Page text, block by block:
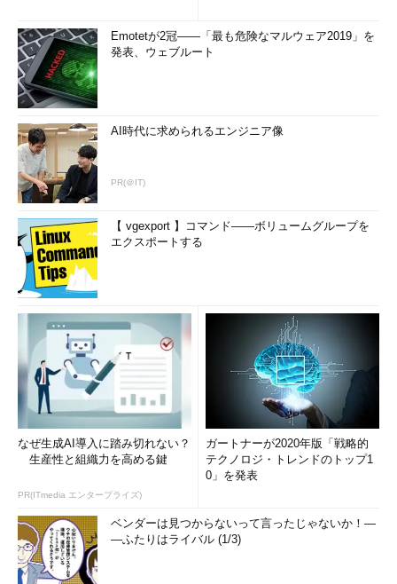
て”ではなく“それら”を選んだ基
準を示すイメージです。
具体例
では、割り算の関数において
網羅対象と網羅基準が何かを例
に示します。
Groovyでは記号「/」が割り
算の動作をします。今回は網羅
対象を「被除数（割られる
数）」と「除数（割る数）」と
「商（割り算の結果）」としま
に基づき「除数と被除数の絶対
値に関わらない商」「商の正
負」「いくつかの代表値」を含
むようにします。
テスティングフレームワーク
の都合上、除数が0の場合を別関
数にしています。
WhenCoveringDivi
sion
extends
Specification
Emotetが2冠――「最も危険なマルウェア2019」を
発表、ウェブルート
AI時代に求められるエンジニア像
PR(＠IT)
【 vgexport 】コマンド――ボリュームグループを
エクスポートする
なぜ生成AI導入に踏み切れない？
生産性と組織力を高める鍵
PR(ITmedia エンタープライズ)
ガートナーが2020年版「戦略的
テクノロジ・トレンドのトップ1
0」を発表
ベンダーは見つからないって言ったじゃないか！―
―ふたりはライバル (1/3)